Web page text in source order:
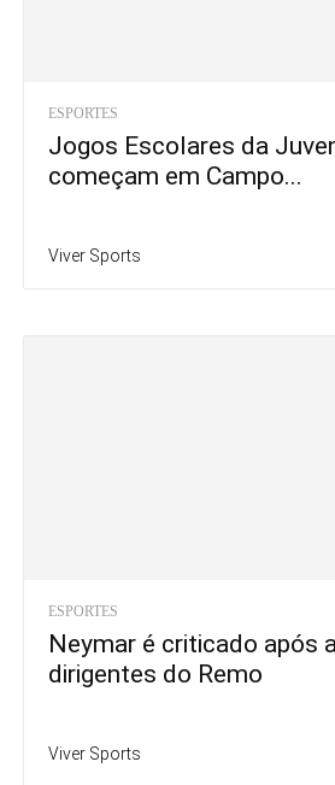
ESPORTES
Jogos Escolares da
começam em Campo...
Viver Sports
ESPORTES
Neymar é criticado após
dirigentes do Remo
Viver Sports